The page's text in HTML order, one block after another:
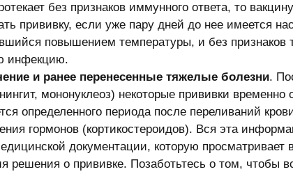
без признаков иммунного ответа, то
прививку, если уже пару дней до нее имеется
повышением температуры, и без признаков
инфекцию.
и ранее перенесенные тяжелые болезни.
мононуклеоз) некоторые прививки
определенного периода после переливаний
гормонов (кортикостероидов). Вся эта
документации, которую просматривает
решения о прививке. Позаботьтесь о том, чтобы